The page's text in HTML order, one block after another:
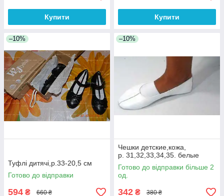
Купити Купити
–10%
Туфлі дитячі,р.33-20,5 см
Готово до відправки
594 ₴ 660 ₴
–10%
Чешки детские,кожа,
р. 31,32,33,34,35. белые
Готово до відправки більше 2
од.
342 ₴ 380 ₴